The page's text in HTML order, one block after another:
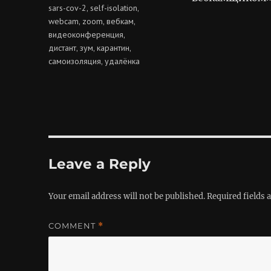
sars-cov-2, self-isolation,
webcam, zoom,вебкам,
видеоконференция,
дистант,зум,карантин,
самоизоляция,удалёнка
Leave a Reply
Your email address will not be published.Required fields
COMMENT *